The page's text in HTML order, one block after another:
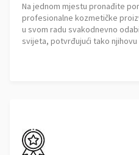
Na jednom mjestu pronađite
profesionalne kozmetičke
u svom radu svakodnevno
svijeta, potvrđujući tako